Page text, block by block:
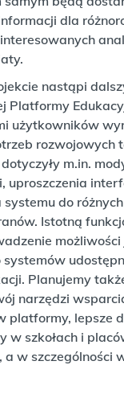
dla
nastąpi
Platformy
użytkowników
rozwojowych
m.in.
uproszczenia
do
Istotną
Planujemy
narzędzi
platformy, lepsze
w szkołach i
w szczególności